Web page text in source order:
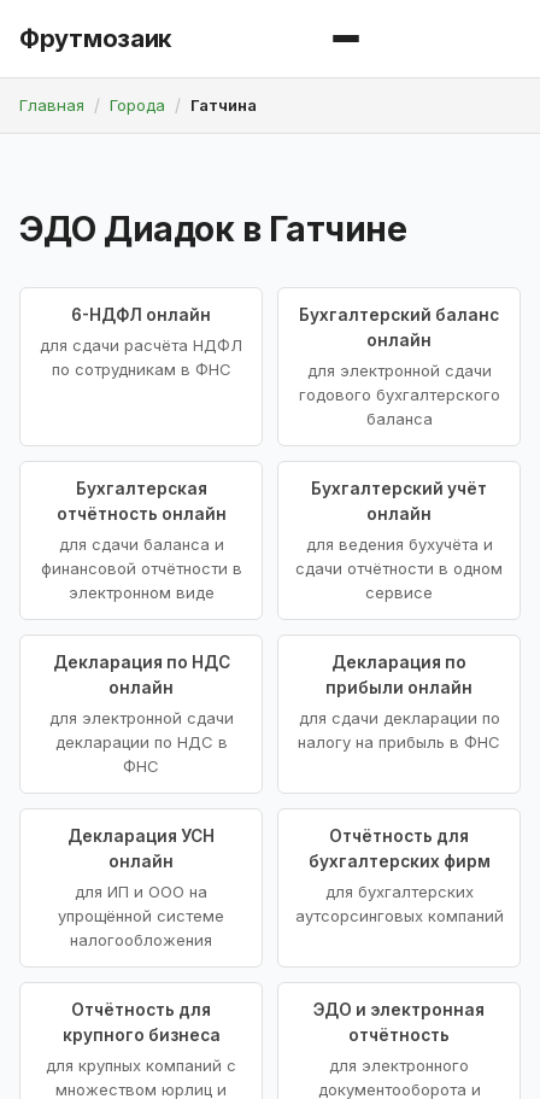
Фрутмозаик
Главная Города Гатчина
ЭДО Диадок в Гатчине
6-НДФЛ онлайн
для сдачи расчёта НДФЛ
по сотрудникам в ФНС
Бухгалтерский баланс
онлайн
для электронной сдачи
годового бухгалтерского
баланса
Бухгалтерская
отчётность онлайн
для сдачи баланса и
финансовой отчётности в
электронном виде
Бухгалтерский учёт
онлайн
для ведения бухучёта и
сдачи отчётности в одном
сервисе
Декларация по НДС
онлайн
для электронной сдачи
декларации по НДС в
ФНС
Декларация по
прибыли онлайн
для сдачи декларации по
налогу на прибыль в ФНС
Декларация УСН
онлайн
для ИП и ООО на
упрощённой системе
налогообложения
Отчётность для
бухгалтерских фирм
для бухгалтерских
аутсорсинговых компаний
Отчётность для
крупного бизнеса
для крупных компаний с
множеством юрлиц и
ЭДО и электронная
отчётность
для электронного
документооборота и